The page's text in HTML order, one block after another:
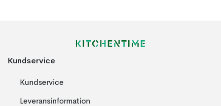
Kundservice
Kundservice
Leveransinformation